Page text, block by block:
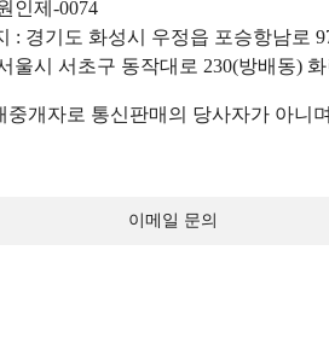
인제-0074
: 경기도 화성시 우정읍 포승항남로
울시 서초구 동작대로 230(방배동)
개자로 통신판매의 당사자가 아니
이메일 문의